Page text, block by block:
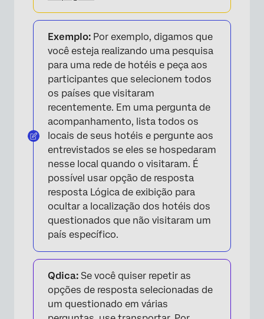
Exemplo: Por exemplo, digamos que
você esteja realizando uma pesquisa
para uma rede de hotéis e peça aos
participantes que selecionem todos
os países que visitaram
recentemente. Em uma pergunta de
acompanhamento, lista todos os
locais de seus hotéis e pergunte aos
entrevistados se eles se hospedaram
nesse local quando o visitaram. É
possível usar opção de resposta
resposta Lógica de exibição para
ocultar a localização dos hotéis dos
questionados que não visitaram um
país específico.
Qdica: Se você quiser repetir as
opções de resposta selecionadas de
um questionado em várias